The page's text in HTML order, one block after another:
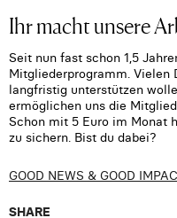
Ihr macht unsere
Seit nun fast schon 1,5
Mitgliederprogramm. Vielen
langfristig unterstützen
ermöglichen uns die
Schon mit 5 Euro im Monat
zu sichern. Bist du dabei?
GOOD NEWS & GOOD
SHARE